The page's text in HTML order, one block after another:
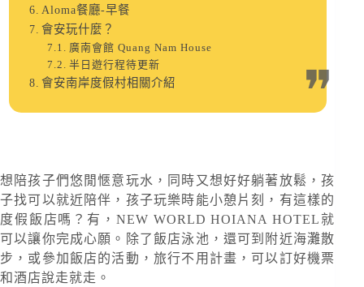
Aloma餐廳-早餐
會安玩什麼？
廣南會館 Quang Nam House
半日遊行程待更新
會安南岸度假村相關介紹
想陪孩子們悠閒愜意玩水，同時又想好好躺著放鬆，孩
子找可以就近陪伴，孩子玩樂時能小憩片刻，有這樣的
度假飯店嗎？有，NEW WORLD HOIANA HOTEL就
可以讓你完成心願。除了飯店泳池，還可到附近海灘散
步，或參加飯店的活動，旅行不用計畫，可以訂好機票
和酒店說走就走。